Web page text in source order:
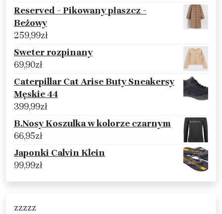
Reserved - Pikowany płaszcz -
Beżowy
259,99zł
Sweter rozpinany
69,90zł
Caterpillar Cat Arise Buty Sneakersy
Męskie 44
399,99zł
B.Nosy Koszulka w kolorze czarnym
66,95zł
Japonki Calvin Klein
99,99zł
zzzzz